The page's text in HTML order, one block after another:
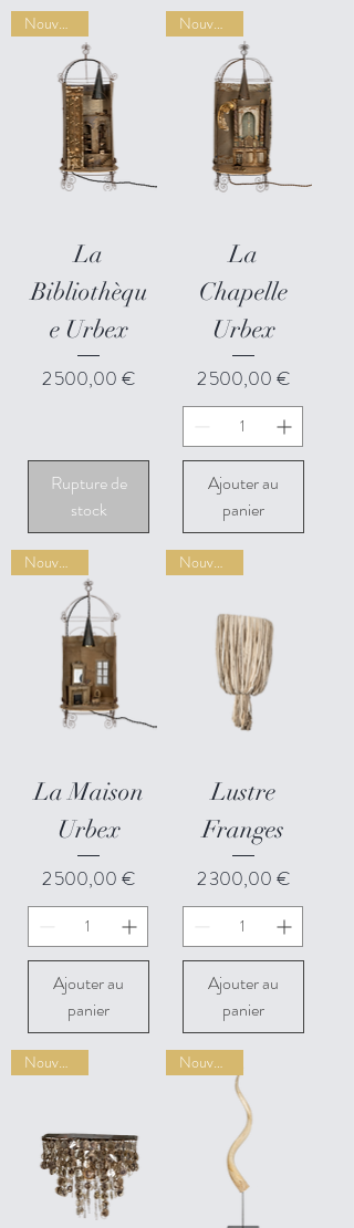
Nouveauté
La
Bibliothèqu
e Urbex
Prix
2 500,00 €
Rupture de
stock
Nouveauté
La
Chapelle
Urbex
Prix
2 500,00 €
Ajouter au
panier
Nouveauté
La Maison
Urbex
Prix
2 500,00 €
Ajouter au
panier
Nouveauté
Lustre
Franges
Prix
2 300,00 €
Ajouter au
panier
Nouveauté Nouveauté